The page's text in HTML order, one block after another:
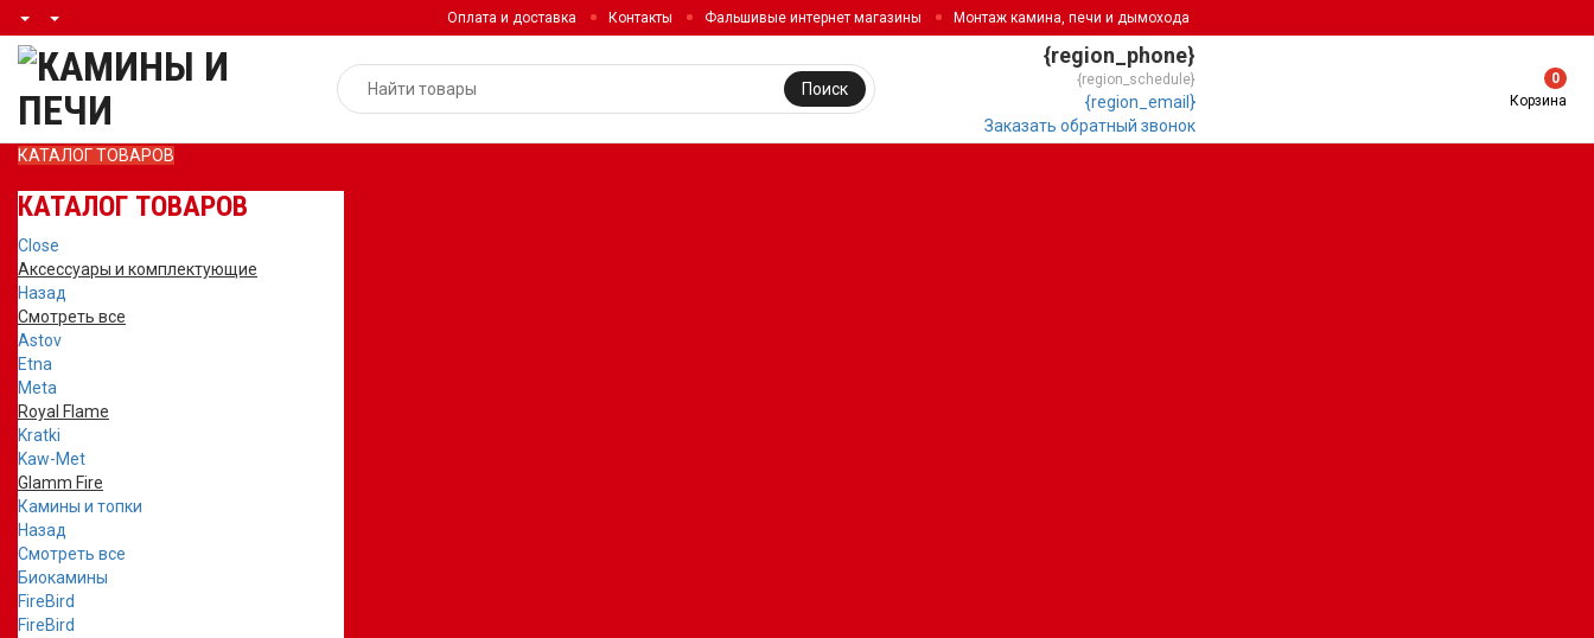
Оплата и доставка Контакты Фальшивые интернет магазины Монтаж камина, печи и дымохода
{region_phone}
{region_schedule}
{region_email}
Заказать обратный звонок
Поиск
0
Корзина
КАТАЛОГ ТОВАРОВ
КАТАЛОГ ТОВАРОВ
Close
Аксессуары и комплектующие
Назад
Смотреть все
Astov
Etna
Meta
Royal Flame
Kratki
Kaw-Met
Glamm Fire
Камины и топки
Назад
Смотреть все
Биокамины
FireBird
FireBird